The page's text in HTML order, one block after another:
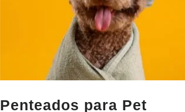
Penteados para Pet